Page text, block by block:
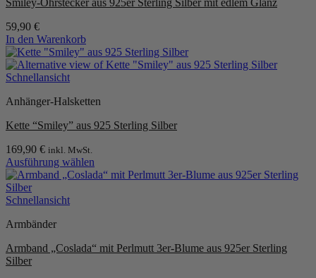
Smiley-Ohrstecker aus 925er Sterling Silber mit edlem Glanz
59,90 €
In den Warenkorb
Schnellansicht
Anhänger-Halsketten
Kette “Smiley” aus 925 Sterling Silber
169,90 € inkl. MwSt.
Ausführung wählen
Dieses
Produkt
weist
Varianten
Die
Optionen
Schnellansicht
Armbänder
Armband „Coslada“ mit Perlmutt 3er-Blume aus 925er Sterling
Silber